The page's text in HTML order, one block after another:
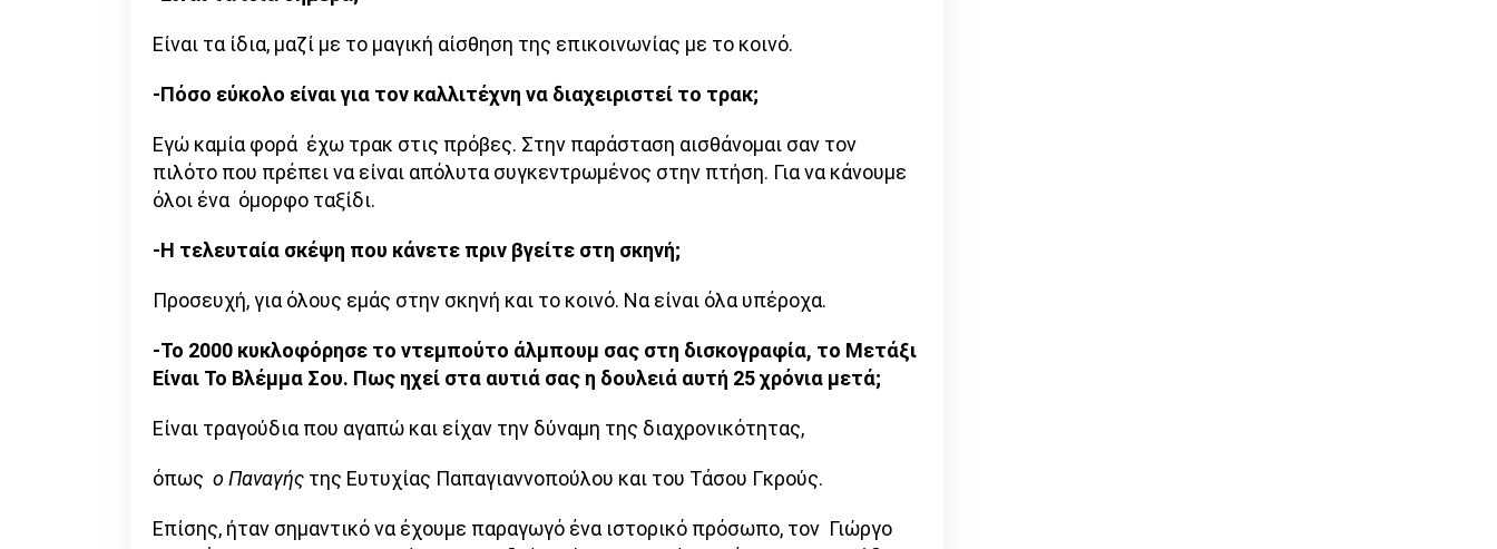
Είναι τα ίδια, μαζί με το μαγική αίσθηση της επικοινωνίας με το κοινό.
-Πόσο εύκολο είναι για τον καλλιτέχνη να διαχειριστεί το τρακ;
Εγώ καμία φορά έχω τρακ στις πρόβες. Στην παράσταση αισθάνομαι σαν τον
πιλότο που πρέπει να είναι απόλυτα συγκεντρωμένος στην πτήση. Για να κάνουμε
όλοι ένα όμορφο ταξίδι.
-Η τελευταία σκέψη που κάνετε πριν βγείτε στη σκηνή;
Προσευχή, για όλους εμάς στην σκηνή και το κοινό. Να είναι όλα υπέροχα.
-Το 2000 κυκλοφόρησε το ντεμπούτο άλμπουμ σας στη δισκογραφία, το Μετάξι
Είναι Το Βλέμμα Σου. Πως ηχεί στα αυτιά σας η δουλειά αυτή 25 χρόνια μετά;
Είναι τραγούδια που αγαπώ και είχαν την δύναμη της διαχρονικότητας,
όπως ο Παναγής της Ευτυχίας Παπαγιαννοπούλου και του Τάσου Γκρούς.
Επίσης, ήταν σημαντικό να έχουμε παραγωγό ένα ιστορικό πρόσωπο, τον Γιώργο